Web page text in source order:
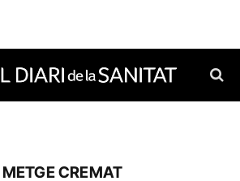
METGE CREMAT